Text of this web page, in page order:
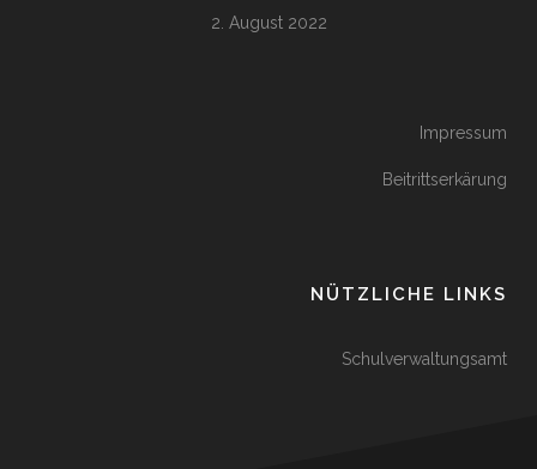
2. August 2022
Impressum
Beitrittserkärung
NÜTZLICHE LINKS
Schulverwaltungsamt